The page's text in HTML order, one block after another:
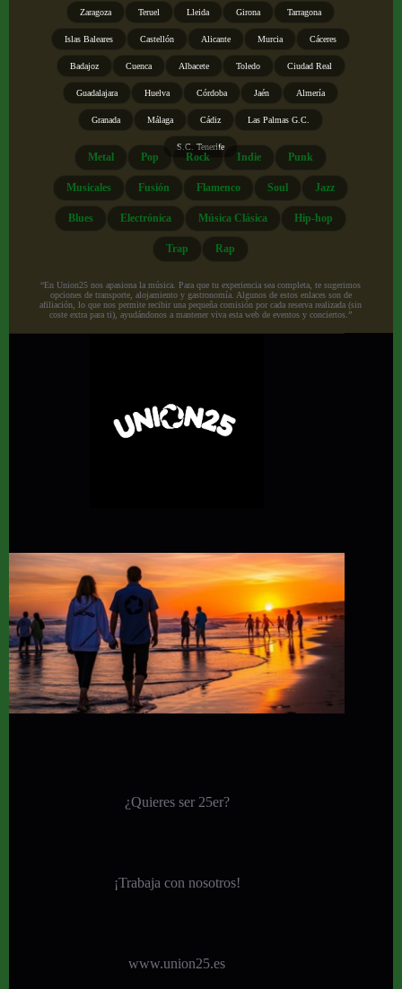
Zaragoza Teruel Lleida Girona Tarragona
Islas Baleares Castellón Alicante Murcia Cáceres
Badajoz Cuenca Albacete Toledo Ciudad Real
Guadalajara Huelva Córdoba Jaén Almería
Granada Málaga Cádiz Las Palmas G.C.
S.C. Tenerife
Metal Pop Rock Indie Punk
Musicales Fusión Flamenco Soul Jazz
Blues Electrónica Música Clásica Hip-hop
Trap Rap
“En Union25 nos apasiona la música. Para que tu experiencia sea completa, te sugerimos
opciones de transporte, alojamiento y gastronomía. Algunos de estos enlaces son de
afiliación, lo que nos permite recibir una pequeña comisión por cada reserva realizada (sin
coste extra para ti), ayudándonos a mantener viva esta web de eventos y conciertos.”
¿Quieres ser 25er?
¡Trabaja con nosotros!
www.union25.es